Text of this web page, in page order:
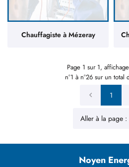
Chauffagiste à Mézeray
Page 1 sur 1,
n°1 à n°26 sur un total
1
Aller à la page :
Noyen